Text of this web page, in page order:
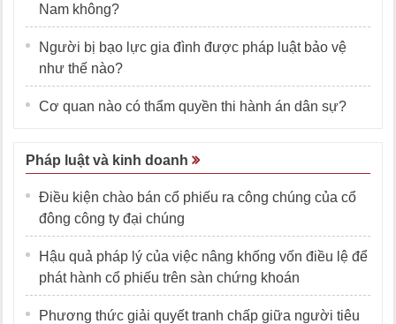
Nam không?
Người bị bạo lực gia đình được pháp luật bảo vệ
như thế nào?
Cơ quan nào có thẩm quyền thi hành án dân sự?
Pháp luật và kinh doanh
Điều kiện chào bán cổ phiếu ra công chúng của cổ
đông công ty đại chúng
Hậu quả pháp lý của việc nâng khống vốn điều lệ để
phát hành cổ phiếu trên sàn chứng khoán
Phương thức giải quyết tranh chấp giữa người tiêu